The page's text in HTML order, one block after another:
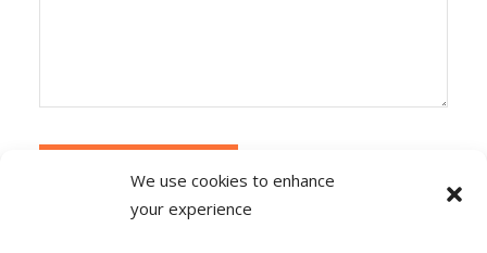
We use cookies to enhance
your experience
Ce site utilise Akismet pour réduire les